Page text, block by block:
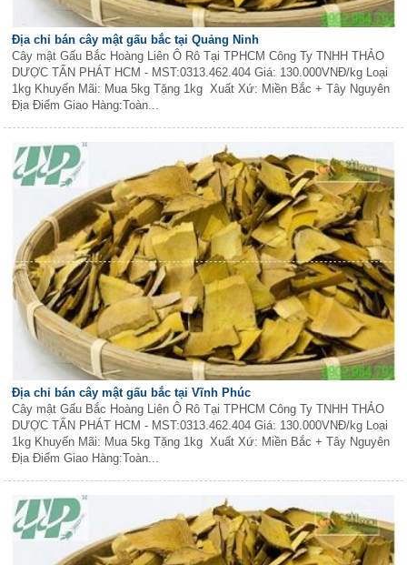
Địa chỉ bán cây mật gấu bắc tại Quảng Ninh
Cây mật Gấu Bắc Hoàng Liên Ô Rô Tại TPHCM Công Ty TNHH THẢO
DƯỢC TẤN PHÁT HCM - MST:0313.462.404 Giá: 130.000VNĐ/kg Loại
1kg Khuyến Mãi: Mua 5kg Tặng 1kg Xuất Xứ: Miền Bắc + Tây Nguyên
Địa Điểm Giao Hàng:Toàn...
Địa chỉ bán cây mật gấu bắc tại Vĩnh Phúc
Cây mật Gấu Bắc Hoàng Liên Ô Rô Tại TPHCM Công Ty TNHH THẢO
DƯỢC TẤN PHÁT HCM - MST:0313.462.404 Giá: 130.000VNĐ/kg Loại
1kg Khuyến Mãi: Mua 5kg Tặng 1kg Xuất Xứ: Miền Bắc + Tây Nguyên
Địa Điểm Giao Hàng:Toàn...